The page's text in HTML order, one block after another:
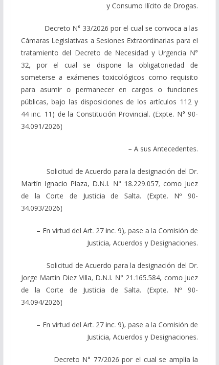
y Consumo Ilícito de Drogas.
Decreto N° 33/2026 por el cual se convoca a las
Cámaras Legislativas a Sesiones Extraordinarias para el
tratamiento del Decreto de Necesidad y Urgencia N°
32, por el cual se dispone la obligatoriedad de
someterse a exámenes toxicológicos como requisito
para asumir o permanecer en cargos o funciones
públicas, bajo las disposiciones de los artículos 112 y
44 inc. 11) de la Constitución Provincial. (Expte. N° 90-
34.091/2026)
– A sus Antecedentes.
Solicitud de Acuerdo para la designación del Dr.
Martín Ignacio Plaza, D.N.I. N° 18.229.057, como Juez
de la Corte de Justicia de Salta. (Expte. Nº 90-
34.093/2026)
– En virtud del Art. 27 inc. 9), pase a la Comisión de
Justicia, Acuerdos y Designaciones.
Solicitud de Acuerdo para la designación del Dr.
Jorge Martin Diez Villa, D.N.I. N° 21.165.584, como Juez
de la Corte de Justicia de Salta. (Expte. Nº 90-
34.094/2026)
– En virtud del Art. 27 inc. 9), pase a la Comisión de
Justicia, Acuerdos y Designaciones.
Decreto N° 77/2026 por el cual se amplía la